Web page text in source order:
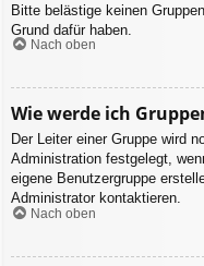
Bitte belästige keinen
Grund dafür haben.
Nach oben
Wie werde ich
Der Leiter einer Gruppe wird
Administration festgelegt,
eigene Benutzergruppe
Administrator kontaktieren.
Nach oben